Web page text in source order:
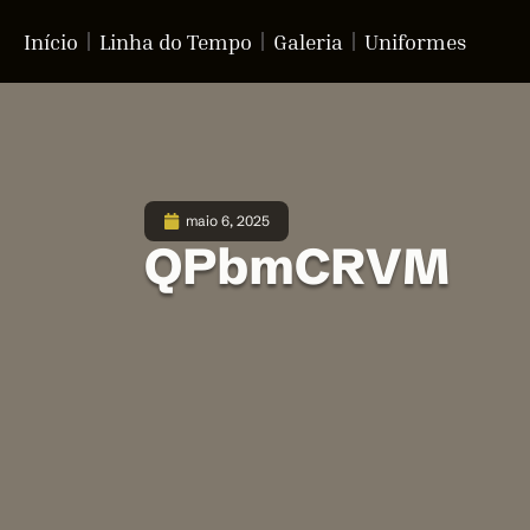
Início Linha do Tempo Galeria Uniformes
maio 6, 2025
QPbmCRVM